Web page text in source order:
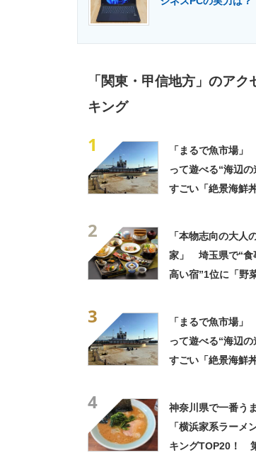
「関東・甲信地方」のアク
キング
1
「まるで魚市場
って遊べる“海辺
すごい「絶景海鮮
2
「本物志向の大人
家」 埼玉県で“食
高い宿”1位に「野
3
「まるで魚市場
って遊べる“海辺
すごい「絶景海鮮
4
神奈川県で一番う
「横浜家系ラーメ
キングTOP20！